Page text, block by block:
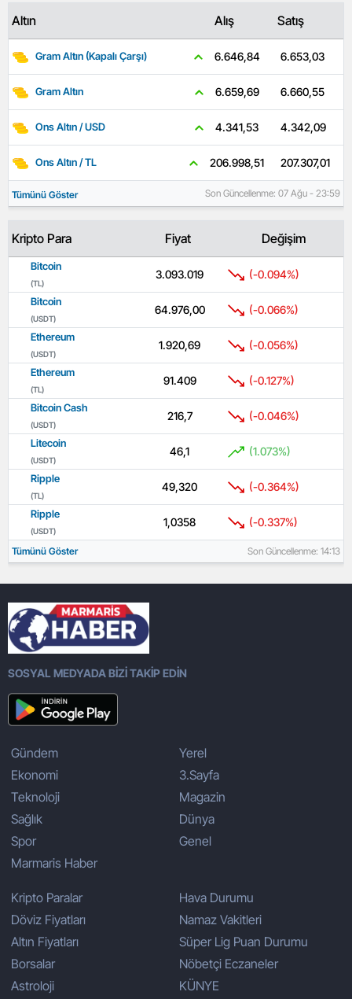
Altın Alış Satış
Gram Altın (Kapalı Çarşı) 6.646,84 6.653,03
Gram Altın 6.659,69 6.660,55
Ons Altın / USD 4.341,53 4.342,09
Ons Altın / TL 206.998,51 207.307,01
Tümünü Göster Son Güncellenme: 07 Ağu - 23:59
Kripto Para Fiyat Değişim
Bitcoin
(TL)
3.093.019 (-0.094%)
Bitcoin
(USDT)
64.976,00 (-0.066%)
Ethereum
(USDT)
1.920,69 (-0.056%)
Ethereum
(TL)
91.409 (-0.127%)
Bitcoin Cash
(USDT)
216,7 (-0.046%)
Litecoin
(USDT)
46,1 (1.073%)
Ripple
(TL)
49,320 (-0.364%)
Ripple
(USDT)
1,0358 (-0.337%)
Tümünü Göster Son Güncellenme: 14:13
SOSYAL MEDYADA BİZİ TAKİP EDİN
Gündem
Ekonomi
Teknoloji
Sağlık
Spor
Marmaris Haber
Yerel
3.Sayfa
Magazin
Dünya
Genel
Kripto Paralar
Döviz Fiyatları
Altın Fiyatları
Borsalar
Astroloji
Hava Durumu
Namaz Vakitleri
Süper Lig Puan Durumu
Nöbetçi Eczaneler
KÜNYE